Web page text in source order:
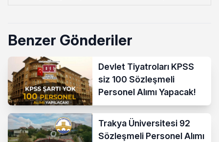
Benzer Gönderiler
Devlet Tiyatroları KPSS
siz 100 Sözleşmeli
Personel Alımı Yapacak!
Trakya Üniversitesi 92
Sözleşmeli Personel Alımı